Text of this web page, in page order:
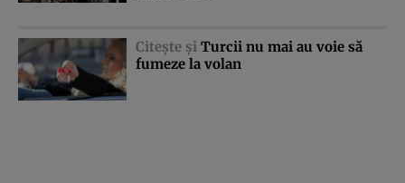
Citeşte şi Turcii nu mai au voie să
fumeze la volan